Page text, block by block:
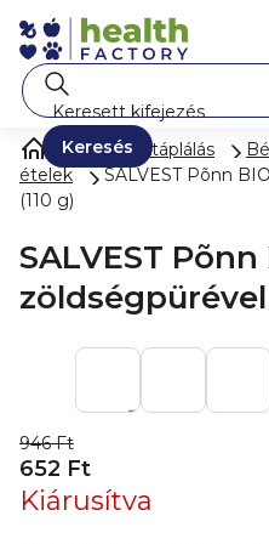
tartalomhoz
Keresés
Gyermektáplálás
ételek
SALVEST Põnn
(110 g)
SALVEST
zöldségpürével
946 Ft
652 Ft
Kiárusítva